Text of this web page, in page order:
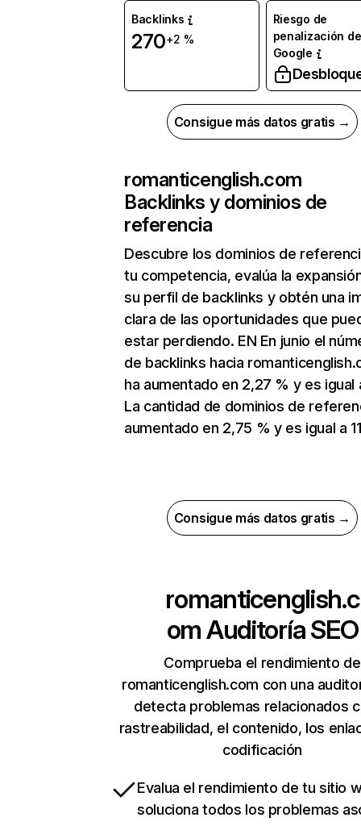
Backlinks
270+2 %
Riesgo de
penalización de
Google
Consigue más datos gratis →
romanticenglish.com
Backlinks y dominios de
referencia
Descubre los dominios de
tu competencia, evalúa la
su perfil de backlinks y obtén una
clara de las oportunidades que
estar perdiendo. EN En junio el
de backlinks hacia
ha aumentado en 2,27 % y es igual
La cantidad de dominios de
aumentado en 2,75 % y es igual a
Consigue más datos gratis →
romanticenglish.c
omAuditoría SEO
Comprueba el rendimiento de
romanticenglish.com con una
detecta problemas relacionados
rastreabilidad, el contenido, los
codificación
Evalua el rendimiento de tu sitio
soluciona todos los problemas